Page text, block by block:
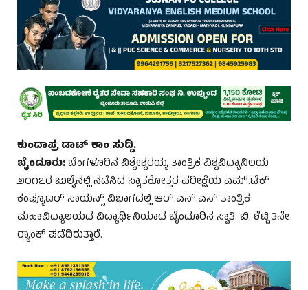
ಕುಂದಾಪ್ರ ಡಾಟ್ ಕಾಂ ಸುದ್ದಿ.
ಬೈಂದೂರು:ಬೆಂಗಳೂರಿನ ವಿಶ್ವೇಶ್ವರಯ್ಯ ತಾಂತ್ರಿಕ ವಿಶ್ವವಿದ್ಯಾನಿಲಯ
೨೦೧೭ರ ಜುಲೈನಲ್ಲಿ ನಡೆಸಿದ ಸ್ನಾತಕೋತ್ತರ ಪರೀಕ್ಷೆಯ ಎಮ್.ಟೆಕ್
ಕಂಪ್ಯೂಟರ್ ಸಾಯನ್ಸ್ ವಿಭಾಗದಲ್ಲಿ ಆರ್.ಎನ್.ಎಸ್ ತಾಂತ್ರಿಕ
ಮಹಾವಿದ್ಯಾಲಯದ ವಿದ್ಯಾರ್ಥಿನಿಯಾದ ಬೈಂದೂರಿನ ಸ್ವಾತಿ. ಬಿ. ಶೆಟ್ಟಿ 3ನೇ
ರ‍್ಯಾಂಕ್ ಪಡೆದಿರುತ್ತಾರೆ.